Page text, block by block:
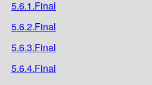
5.6.1.Final
5.6.2.Final
5.6.3.Final
5.6.4.Final